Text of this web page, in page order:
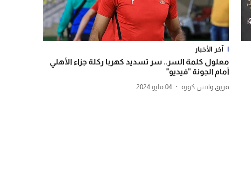
آخر الأخبار
معلول كلمة السر.. سر تسديد كهربا ركلة جزاء الأهلي
أمام الجونة "فيديو"
فريق واتس كورة 04 مايو 2024